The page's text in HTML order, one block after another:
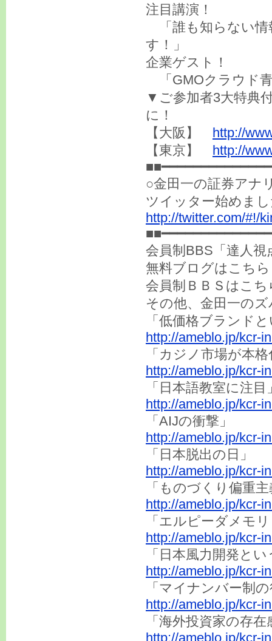
注目講演！
「誰も知らない情
す！」
企業ゲスト！
「GMOクラウド
▼ご参加者3大特典
に！
【大阪】 http://
【東京】 http://
○金田一の証券アナ
ツイッター始めま
http://twitter.com/#!/
会員制BBS「達人
無料ブログはこ
会員制ＢＢＳは
その他、金田一の
「低価格ブランド
http://ameblo.jp/kcr-
「カジノ市場が本
http://ameblo.jp/kcr-
「日本語教室に注目
http://ameblo.jp/kcr-
「AIJの衝撃」
http://ameblo.jp/kcr-
「日本脱出の日」
http://ameblo.jp/kcr-
「ものづくり偏重
http://ameblo.jp/kcr-
「エルピーダメモ
http://ameblo.jp/kcr-
「日本風力開発と
http://ameblo.jp/kcr-
「マイナンバー制
http://ameblo.jp/kcr-
「海外投資家の存在
http://ameblo.jp/kcr-